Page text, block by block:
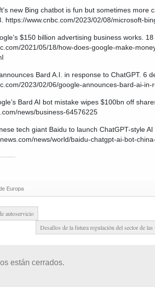
new Bing chatbot is fun but sometimes more
https://www.cnbc.com/2023/02/08/microsoft-
$150 billion advertising business works.
2021/05/18/how-does-google-make-
Bard A.I. in response to ChatGPT. 6
2023/02/06/google-announces-bard-ai-
Bard AI bot mistake wipes $100bn off
news/business-64576225
tech giant Baidu to launch ChatGPT-style
news/world/baidu-chatgpt-ai-bot-
Europa
autoservicio
Desafíos de la futura regulación del sector de
están cerrados.